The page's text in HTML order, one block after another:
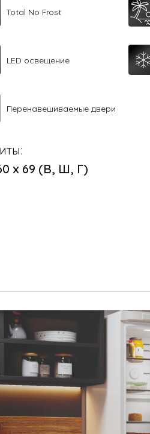
Total No Frost
LED освещение
Перенавешиваемые двери
х 69 (В, Ш, Г)